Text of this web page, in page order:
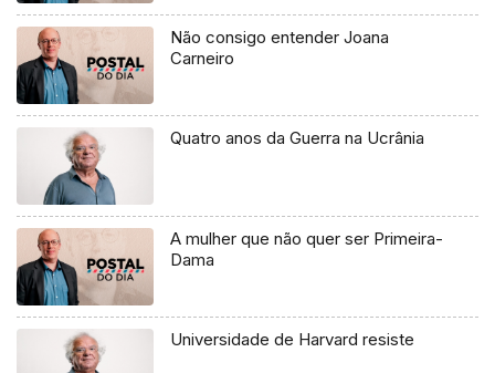
Não consigo entender Joana
Carneiro
Quatro anos da Guerra na Ucrânia
A mulher que não quer ser Primeira-
Dama
Universidade de Harvard resiste